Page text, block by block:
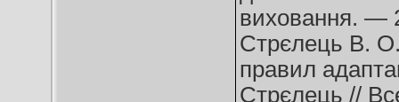
виховання.
Стрєлець В.
правил
Стрєлець //